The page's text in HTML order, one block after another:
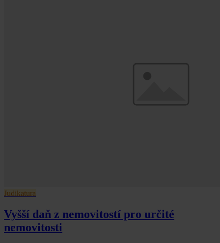
Judikatura
Vyšší daň z nemovitostí pro určité
nemovitosti